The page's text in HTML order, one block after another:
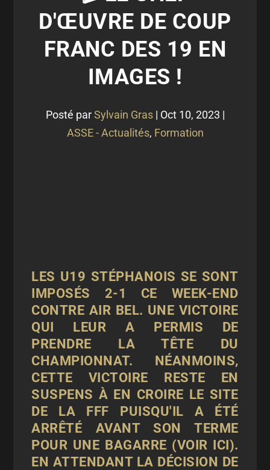
D'ŒUVRE DE COUP
FRANC DES 19 EN
IMAGES !
Posté parSylvain Gras| Oct 10, 2023 |
ASSE - Actualités, Formation
LES U19 STÉPHANOIS SE SONT
IMPOSÉS 2-1 CE WEEK-END
CONTRE AIR BEL. UNE VICTOIRE
QUI LEUR A PERMIS DE
PRENDRE LA TÊTE DU
CHAMPIONNAT. NÉANMOINS,
CETTE VICTOIRE RESTE EN
SUSPENS À EN CROIRE LE SITE
DE LA FFF PUISQU'IL A ÉTÉ
ARRÊTÉ AVANT SON TERME
POUR UNE BAGARRE (VOIR ICI).
EN ATTENDANT LA DÉCISION DE